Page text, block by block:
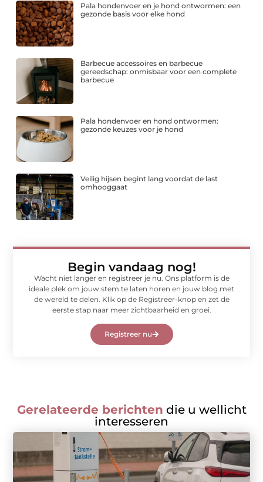
Pala hondenvoer en je hond ontwormen: een
gezonde basis voor elke hond
Barbecue accessoires en barbecue
gereedschap: onmisbaar voor een complete
barbecue
Pala hondenvoer en hond ontwormen:
gezonde keuzes voor je hond
Veilig hijsen begint lang voordat de last
omhooggaat
Begin vandaag nog!
Wacht niet langer en registreer je nu. Ons platform is de
ideale plek om jouw stem te laten horen en jouw blog met
de wereld te delen. Klik op de Registreer-knop en zet de
eerste stap naar meer zichtbaarheid en groei.
Registreer nu
Gerelateerde berichten die u wellicht
interesseren